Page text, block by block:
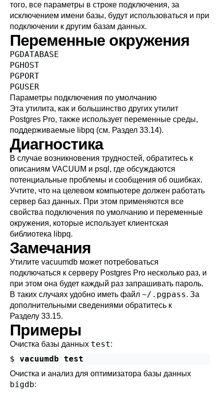
того, все параметры в строке подключения, за
исключением имени базы, будут использоваться и при
подключении к другим базам данных.
Переменные окружения
PGDATABASE
PGHOST
PGPORT
PGUSER
Параметры подключения по умолчанию
Эта утилита, как и большинство других утилит
Postgres Pro, также использует переменные среды,
поддерживаемые libpq (см. Раздел 33.14).
Диагностика
В случае возникновения трудностей, обратитесь к
описаниям VACUUM и psql , где обсуждаются
потенциальные проблемы и сообщения об ошибках.
Учтите, что на целевом компьютере должен работать
сервер баз данных. При этом применяются все
свойства подключения по умолчанию и переменные
окружения, которые использует клиентская
библиотека libpq.
Замечания
Утилите vacuumdb может потребоваться
подключаться к серверу Postgres Pro несколько раз, и
при этом она будет каждый раз запрашивать пароль.
В таких случаях удобно иметь файл ~/.pgpass. За
дополнительными сведениями обратитесь к
Разделу 33.15.
Примеры
Очистка базы данных test:
$ vacuumdb test
Очистка и анализ для оптимизатора базы данных
bigdb: